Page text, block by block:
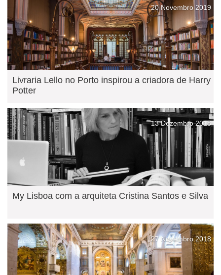
20 Novembro 2019
Livraria Lello no Porto inspirou a criadora de Harry
Potter
13 Dezembro 2018
My Lisboa com a arquiteta Cristina Santos e Silva
27 Novembro 2018